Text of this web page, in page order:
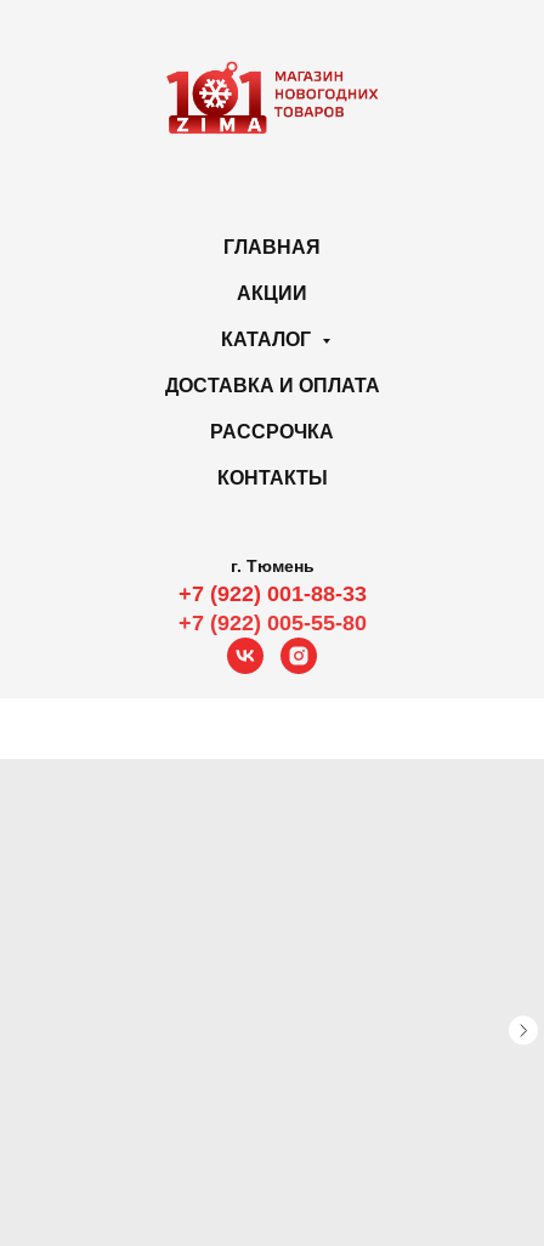
ГЛАВНАЯ
АКЦИИ
КАТАЛОГ
ДОСТАВКА И ОПЛАТА
РАССРОЧКА
КОНТАКТЫ
г. Тюмень
+7 (922) 001-88-33
+7 (922) 005-55-80